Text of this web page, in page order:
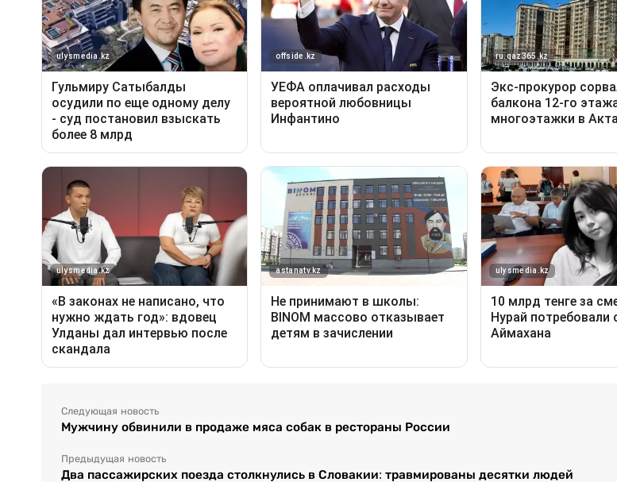
Следующая новость
Мужчину обвинили в продаже мяса собак в рестораны России
Предыдущая новость
Два пассажирских поезда столкнулись в Словакии: травмированы десятки людей